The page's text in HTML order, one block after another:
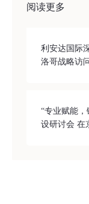
阅读更多
利安达国际
洛哥战略访
“专业赋能
设研讨会 在